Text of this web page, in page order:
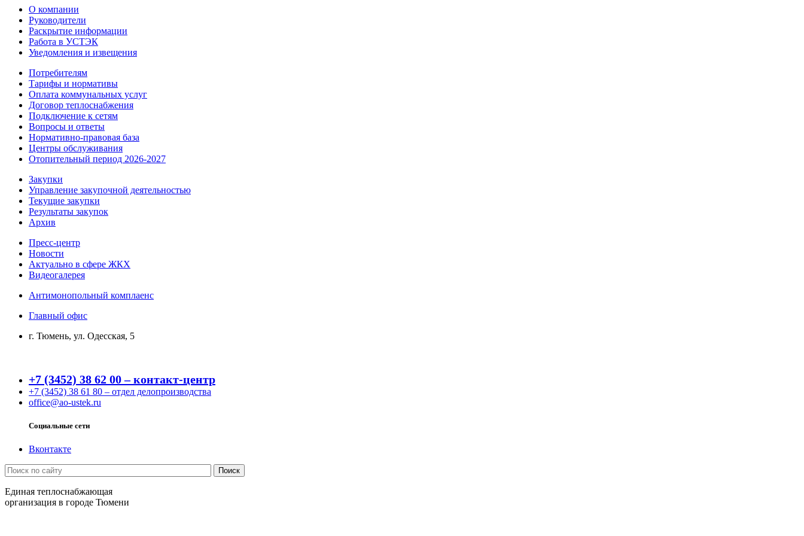
О компании
Руководители
Раскрытие информации
Работа в УСТЭК
Уведомления и извещения
Потребителям
Тарифы и нормативы
Оплата коммунальных услуг
Договор теплоснабжения
Подключение к сетям
Вопросы и ответы
Нормативно-правовая база
Центры обслуживания
Отопительный период 2026-2027
Закупки
Управление закупочной деятельностью
Текущие закупки
Результаты закупок
Архив
Пресс-центр
Новости
Актуально в сфере ЖКХ
Видеогалерея
Антимонопольный комплаенс
Главный офис
г. Тюмень, ул. Одесская, 5
+7 (3452) 38 62 00 – контакт-центр
+7 (3452) 38 61 80 – отдел делопроизводства
office@ao-ustek.ru
Социальные сети
Вконтакте
Единая теплоснабжающая
организация в городе Тюмени